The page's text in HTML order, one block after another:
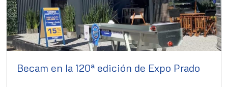
Becam en la 120ª edición de Expo Prado